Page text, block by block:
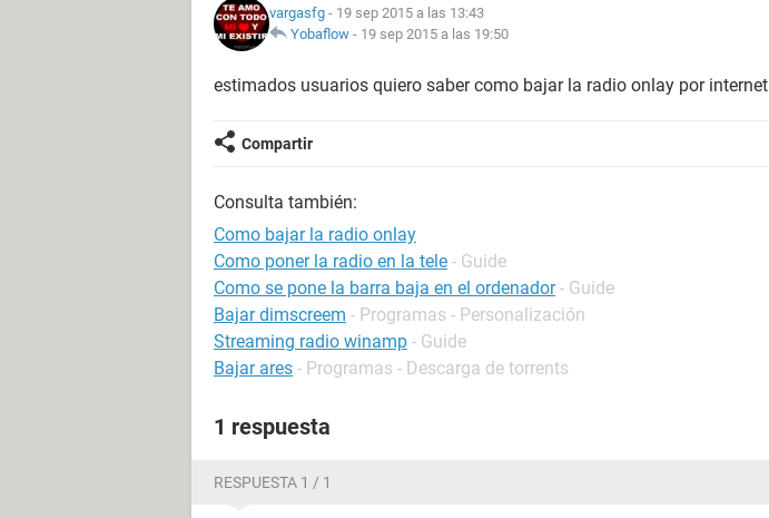
vargasfg - 19 sep 2015 a las 13:43
Yobaflow - 19 sep 2015 a las 19:50
estimados usuarios quiero saber como bajar la radio onlay por internet
Compartir
Consulta también:
Como bajar la radio onlay
Como poner la radio en la tele - Guide
Como se pone la barra baja en el ordenador - Guide
Bajar dimscreem - Programas - Personalización
Streaming radio winamp - Guide
Bajar ares - Programas - Descarga de torrents
1 respuesta
RESPUESTA 1 / 1